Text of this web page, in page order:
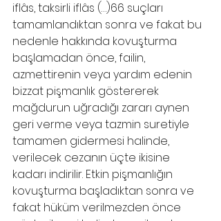
iflâs, taksirli iflâs (…)66 suçları
tamamlandıktan sonra ve fakat bu
nedenle hakkında kovuşturma
başlamadan önce, failin,
azmettirenin veya yardım edenin
bizzat pişmanlık göstererek
mağdurun uğradığı zararı aynen
geri verme veya tazmin suretiyle
tamamen gidermesi halinde,
verilecek cezanın üçte ikisine
kadarı indirilir. Etkin pişmanlığın
kovuşturma başladıktan sonra ve
fakat hüküm verilmezden önce